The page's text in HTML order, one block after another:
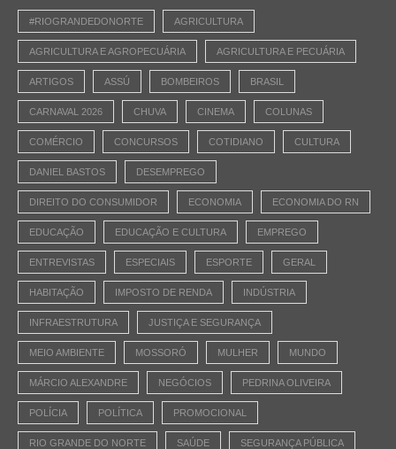
#RIOGRANDEDONORTE AGRICULTURA
AGRICULTURA E AGROPECUÁRIA AGRICULTURA E PECUÁRIA
ARTIGOS ASSÚ BOMBEIROS BRASIL
CARNAVAL 2026 CHUVA CINEMA COLUNAS
COMÉRCIO CONCURSOS COTIDIANO CULTURA
DANIEL BASTOS DESEMPREGO
DIREITO DO CONSUMIDOR ECONOMIA ECONOMIA DO RN
EDUCAÇÃO EDUCAÇÃO E CULTURA EMPREGO
ENTREVISTAS ESPECIAIS ESPORTE GERAL
HABITAÇÃO IMPOSTO DE RENDA INDÚSTRIA
INFRAESTRUTURA JUSTIÇA E SEGURANÇA
MEIO AMBIENTE MOSSORÓ MULHER MUNDO
MÁRCIO ALEXANDRE NEGÓCIOS PEDRINA OLIVEIRA
POLÍCIA POLÍTICA PROMOCIONAL
RIO GRANDE DO NORTE SAÚDE SEGURANÇA PÚBLICA